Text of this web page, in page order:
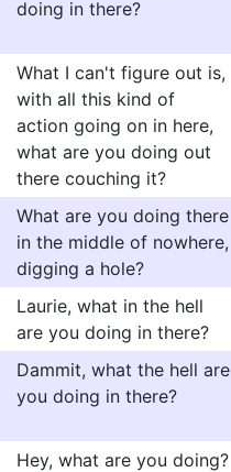
doing in there?
What I can't figure out is,
with all this kind of
action going on in here,
what are you doing out
there couching it?
What are you doing there
in the middle of nowhere,
digging a hole?
Laurie, what in the hell
are you doing in there?
Dammit, what the hell are
you doing in there?
Hey, what are you doing?